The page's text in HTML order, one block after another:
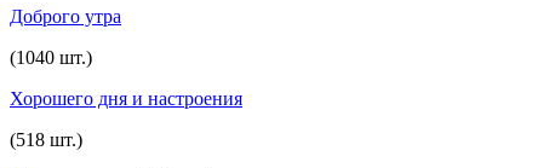
Доброго утра
(1040 шт.)
Хорошего дня и настроения
(518 шт.)